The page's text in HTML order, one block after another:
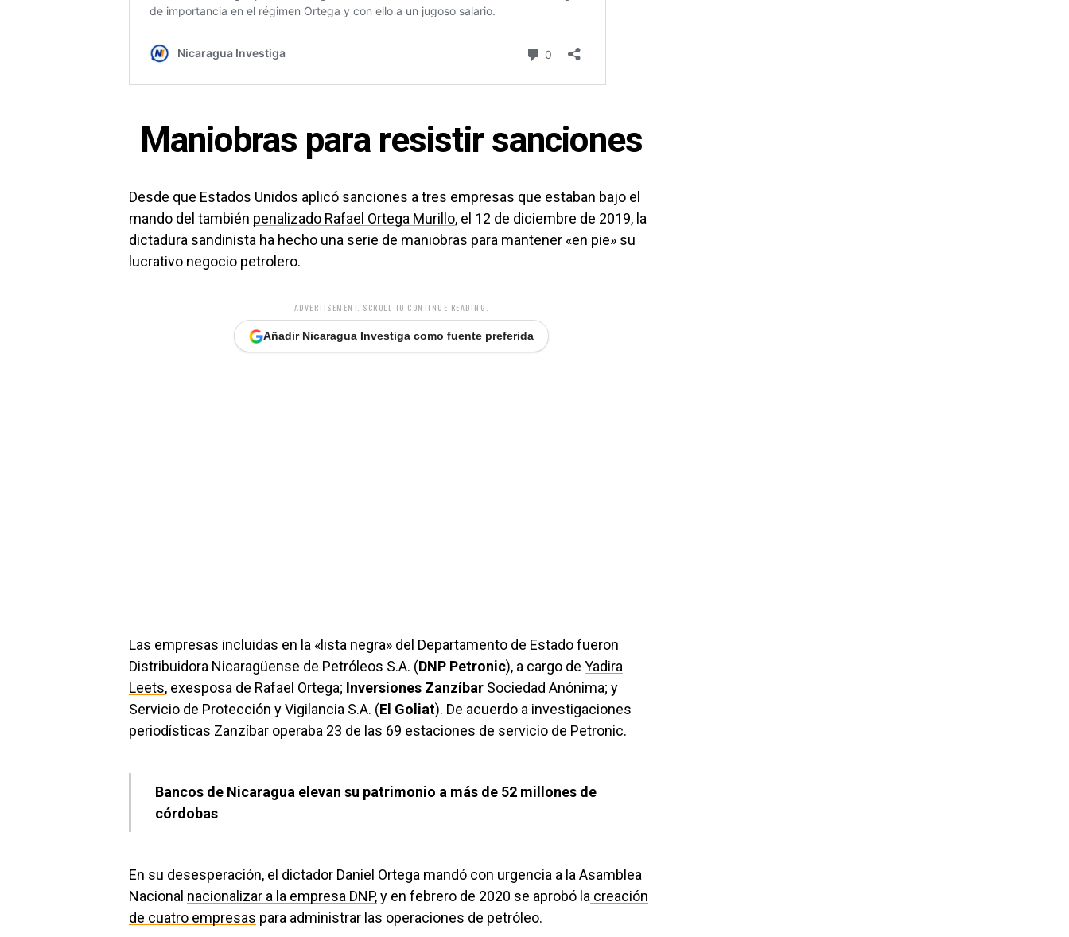
Maniobras para resistir sanciones
Desde que Estados Unidos aplicó sanciones a tres empresas que estaban bajo el
mando del también penalizado Rafael Ortega Murillo, el 12 de diciembre de 2019, la
dictadura sandinista ha hecho una serie de maniobras para mantener «en pie» su
lucrativo negocio petrolero.
ADVERTISEMENT. SCROLL TO CONTINUE READING.
Añadir Nicaragua Investiga como fuente preferida
Las empresas incluidas en la «lista negra» del Departamento de Estado fueron
Distribuidora Nicaragüense de Petróleos S.A. (DNP Petronic), a cargo de Yadira
Leets, exesposa de Rafael Ortega; Inversiones Zanzíbar Sociedad Anónima; y
Servicio de Protección y Vigilancia S.A. (El Goliat). De acuerdo a investigaciones
periodísticas Zanzíbar operaba 23 de las 69 estaciones de servicio de Petronic.
Bancos de Nicaragua elevan su patrimonio a más de 52 millones de
córdobas
En su desesperación, el dictador Daniel Ortega mandó con urgencia a la Asamblea
Nacional nacionalizar a la empresa DNP,y en febrero de 2020 se aprobó la creación
de cuatro empresas para administrar las operaciones de petróleo.